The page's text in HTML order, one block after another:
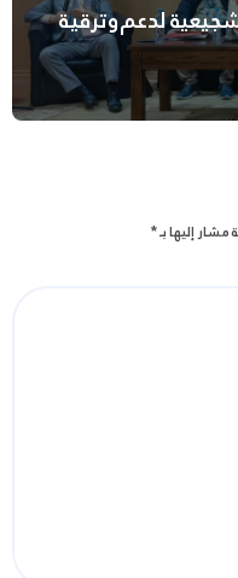
لدعم وترقية
مشار إليها بـ*